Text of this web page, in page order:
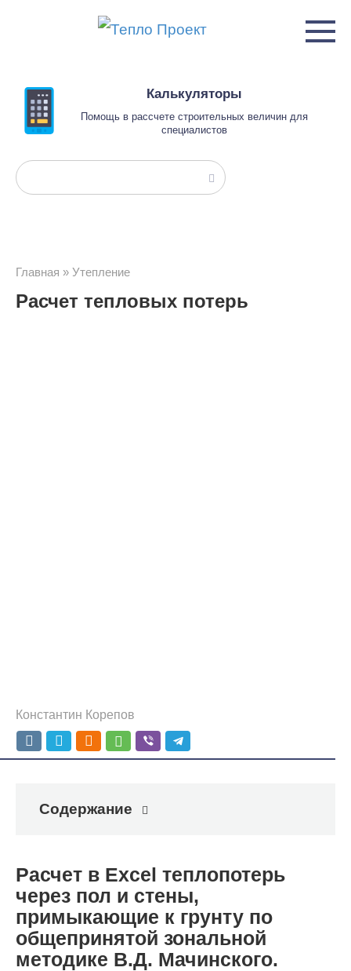
Калькуляторы
Помощь в рассчете строительных величин для
специалистов
Поиск:
Главная » Утепление
Расчет тепловых потерь
Константин Корепов
Содержание
Расчет в Excel теплопотерь
через пол и стены,
примыкающие к грунту по
общепринятой зональной
методике В.Д. Мачинского.